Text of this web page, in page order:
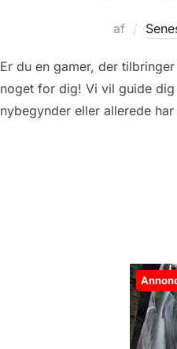
af
Er du en gamer, der
noget for dig! Vi vil guide
nybegynder eller allerede